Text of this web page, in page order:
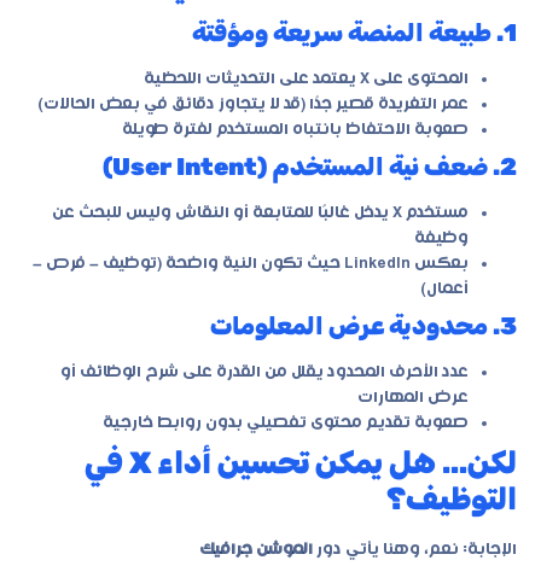
1. طبيعة المنصة سريعة ومؤقتة
المحتوى على X يعتمد على التحديثات اللحظية
عمر التغريدة قصير جدًا (قد لا يتجاوز دقائق في بعض الحالات)
صعوبة الاحتفاظ بانتباه المستخدم لفترة طويلة
2. ضعف نية المستخدم (User Intent)
مستخدم X يدخل غالبًا للمتابعة أو النقاش وليس للبحث عن
وظيفة
بعكس LinkedIn حيث تكون النية واضحة (توظيف – فرص –
أعمال)
3. محدودية عرض المعلومات
عدد الأحرف المحدود يقلل من القدرة على شرح الوظائف أو
عرض المهارات
صعوبة تقديم محتوى تفصيلي بدون روابط خارجية
لكن… هل يمكن تحسين أداء X في
التوظيف؟
الإجابة: نعم، وهنا يأتي دور الموشن جرافيك